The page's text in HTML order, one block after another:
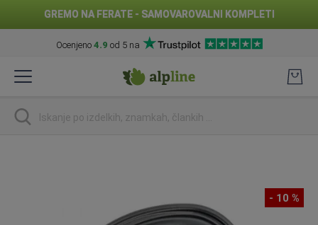
GREMO NA FERATE - SAMOVAROVALNI KOMPLETI
Ocenjeno 4.9 od 5 na
na
Iskanje
- 10 %